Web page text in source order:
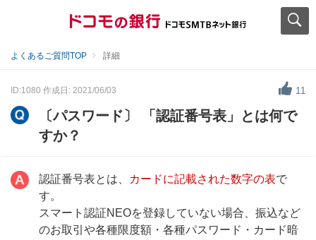
よくあるご質問TOP 詳細
ID:1080 作成日: 2021/06/03 11
〔パスワード〕 「認証番号表」とは何で
すか？
認証番号表とは、 カードに記載された数字の表で
す。
スマート認証NEOを登録していない場合、振込など
のお取引や各種限度額・各種パスワード・カード暗